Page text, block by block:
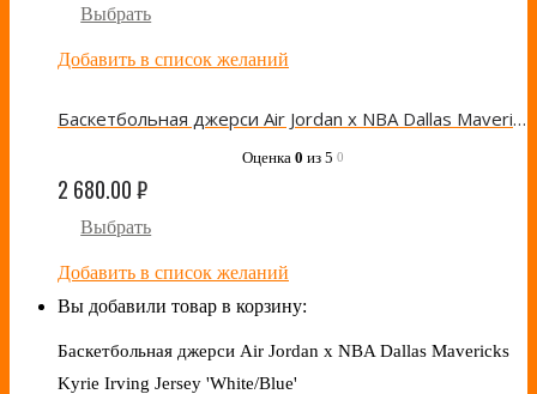
Выбрать
Добавить в список желаний
Баскетбольная джерси Air Jordan x NBA Dallas Mavericks Kyrie Irving Jersey ‘Blue’
Оценка 0 из 5 0
2 680.00₽
Выбрать
Добавить в список желаний
Вы добавили товар в корзину:
Баскетбольная джерси Air Jordan x NBA Dallas Mavericks
Kyrie Irving Jersey 'White/Blue'